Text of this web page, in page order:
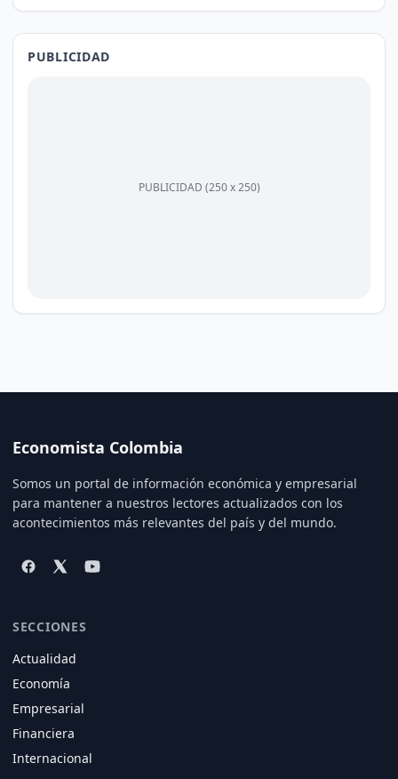
PUBLICIDAD
PUBLICIDAD (250 x 250)
Economista Colombia
Somos un portal de información económica y empresarial
para mantener a nuestros lectores actualizados con los
acontecimientos más relevantes del país y del mundo.
SECCIONES
Actualidad
Economía
Empresarial
Financiera
Internacional